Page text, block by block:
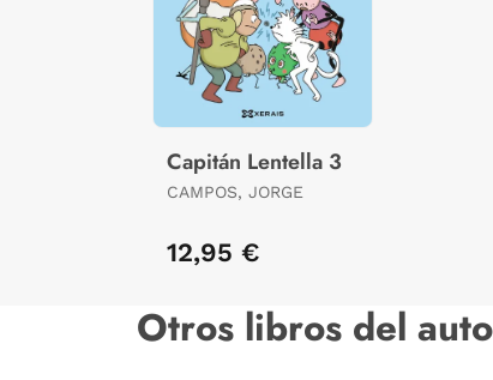
Capitán Lentella 3
CAMPOS, JORGE
12,95 €
Otros libros del